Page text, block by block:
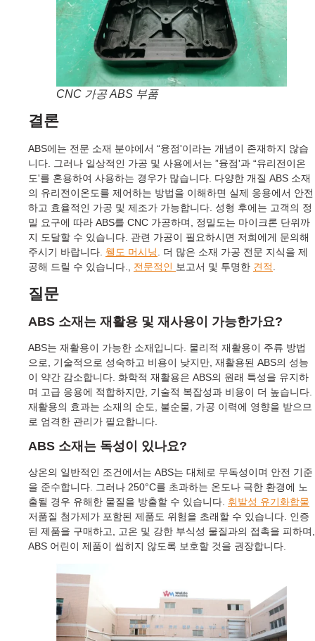
CNC 가공 ABS 부품
결론
ABS에는 전문 소재 분야에서 “융점'이라는 개념이 존재하지 않습
니다. 그러나 일상적인 가공 및 사용에서는 ”융점'과 “유리전이온
도'를 혼용하여 사용하는 경우가 많습니다. 다양한 개질 ABS 소재
의 유리전이온도를 제어하는 방법을 이해하면 실제 응용에서 안전
하고 효율적인 가공 및 제조가 가능합니다. 성형 후에는 고객의 정
밀 요구에 따라 ABS를 CNC 가공하며, 정밀도는 마이크론 단위까
지 도달할 수 있습니다. 관련 가공이 필요하시면 저희에게 문의해
주시기 바랍니다. 웰도 머시닝
. 더 많은 소재 가공 전문 지식을 제
공해 드릴 수 있습니다., 전문적인 보고서 및 투명한 견적
질문
ABS 소재는 재활용 및 재사용이 가능한가요?
ABS는 재활용이 가능한 소재입니다. 물리적 재활용이 주류 방법
으로, 기술적으로 성숙하고 비용이 낮지만, 재활용된 ABS의 성능
이 약간 감소합니다. 화학적 재활용은 ABS의 원래 특성을 유지하
며 고급 응용에 적합하지만, 기술적 복잡성과 비용이 더 높습니다.
재활용의 효과는 소재의 순도, 불순물, 가공 이력에 영향을 받으므
로 엄격한 관리가 필요합니다.
ABS 소재는 독성이 있나요?
상온의 일반적인 조건에서는 ABS는 대체로 무독성이며 안전 기준
을 준수합니다. 그러나 250°C를 초과하는 온도나 극한 환경에 노
출될 경우 유해한 물질을 방출할 수 있습니다. 휘발성 유기화합물
저품질 첨가제가 포함된 제품도 위험을 초래할 수 있습니다. 인증
된 제품을 구매하고, 고온 및 강한 부식성 물질과의 접촉을 피하며,
ABS 어린이 제품이 씹히지 않도록 보호할 것을 권장합니다.